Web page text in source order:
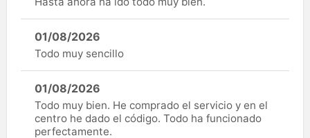
01/08/2026
Todo muy sencillo
01/08/2026
Todo muy bien. He comprado el servicio y en el
centro he dado el código. Todo ha funcionado
perfectamente.